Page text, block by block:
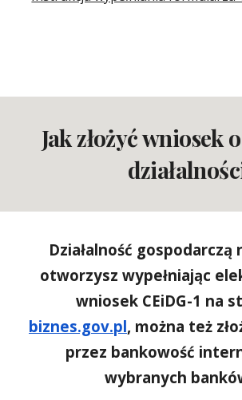
Jak złożyć wniosek
Działalność gospodarczą
otworzysz wypełniając
wniosek CEiDG-1 na
biznes.gov.pl, można też
przez bankowość
wybranych